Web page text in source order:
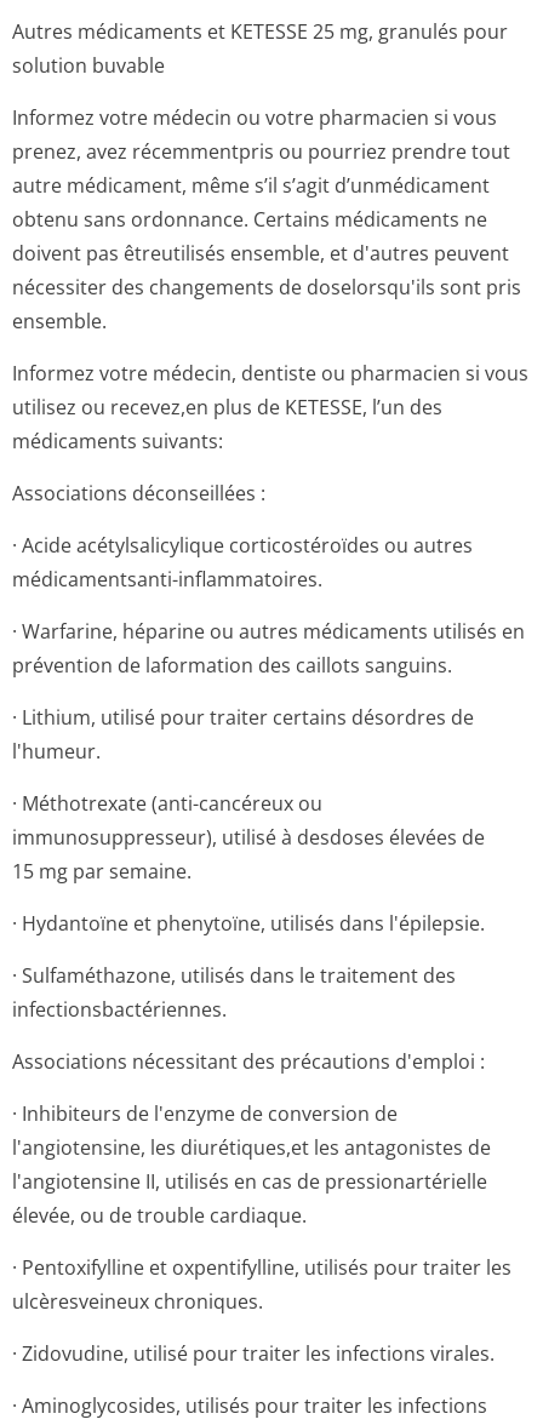
Autres médicaments et KETESSE 25 mg, granulés pour
solution buvable
Informez votre médecin ou votre pharmacien si vous
prenez, avez récemmentpris ou pourriez prendre tout
autre médicament, même s’il s’agit d’unmédicament
obtenu sans ordonnance. Certains médicaments ne
doivent pas êtreutilisés ensemble, et d'autres peuvent
nécessiter des changements de doselorsqu'ils sont pris
ensemble.
Informez votre médecin, dentiste ou pharmacien si vous
utilisez ou recevez,en plus de KETESSE, l’un des
médicaments suivants:
Associations déconseillées :
· Acide acétylsalicylique corticostéroïdes ou autres
médicamentsanti-inflammatoires.
· Warfarine, héparine ou autres médicaments utilisés en
prévention de laformation des caillots sanguins.
· Lithium, utilisé pour traiter certains désordres de
l'humeur.
· Méthotrexate (anti-cancéreux ou
immunosuppresseur), utilisé à desdoses élevées de
15 mg par semaine.
· Hydantoïne et phenytoïne, utilisés dans l'épilepsie.
· Sulfaméthazone, utilisés dans le traitement des
infectionsbac­tériennes.
Associations nécessitant des précautions d'emploi :
· Inhibiteurs de l'enzyme de conversion de
l'angiotensine, les diurétiques,et les antagonistes de
l'angiotensine II, utilisés en cas de pressionartérielle
élevée, ou de trouble cardiaque.
· Pentoxifylline et oxpentifylline, utilisés pour traiter les
ulcèresveineux chroniques.
· Zidovudine, utilisé pour traiter les infections virales.
· Aminoglycosides, utilisés pour traiter les infections